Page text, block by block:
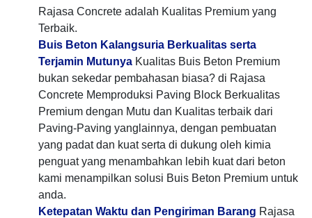
Rajasa Concrete adalah Kualitas Premium yang
Terbaik.
Buis Beton Kalangsuria Berkualitas serta
Terjamin Mutunya Kualitas Buis Beton Premium
bukan sekedar pembahasan biasa? di Rajasa
Concrete Memproduksi Paving Block Berkualitas
Premium dengan Mutu dan Kualitas terbaik dari
Paving-Paving yanglainnya, dengan pembuatan
yang padat dan kuat serta di dukung oleh kimia
penguat yang menambahkan lebih kuat dari beton
kami menampilkan solusi Buis Beton Premium untuk
anda.
Ketepatan Waktu dan Pengiriman Barang Rajasa